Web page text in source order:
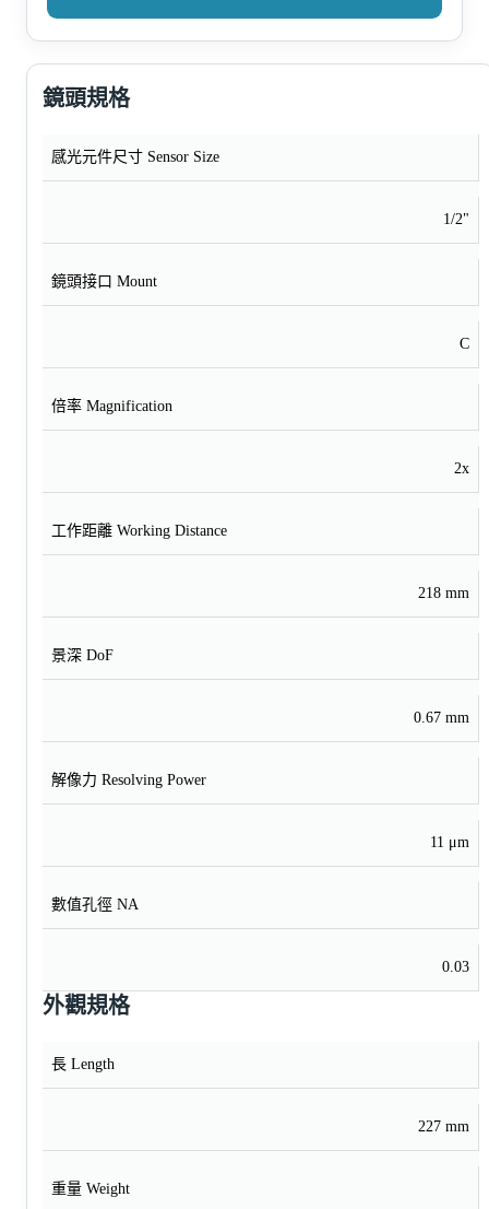
鏡頭規格
感光元件尺寸 Sensor Size
1/2"
鏡頭接口 Mount
C
倍率 Magnification
2x
工作距離 Working Distance
218 mm
景深 DoF
0.67 mm
解像力 Resolving Power
11 μm
數值孔徑 NA
0.03
外觀規格
長 Length
227 mm
重量 Weight